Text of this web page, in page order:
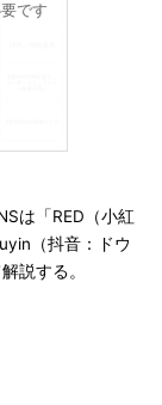
です
は「RED（小紅
（抖音：ドウ
説する。